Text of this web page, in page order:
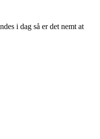
i dag så er det nemt at